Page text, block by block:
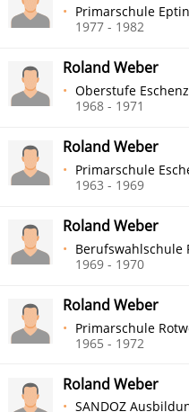
Primarschule
1977 - 1982
Roland Weber
Oberstufe Eschenz
1968 - 1971
Roland Weber
Primarschule
1963 - 1969
Roland Weber
Berufswahlschule
1969 - 1970
Roland Weber
Primarschule
1965 - 1972
Roland Weber
SANDOZ